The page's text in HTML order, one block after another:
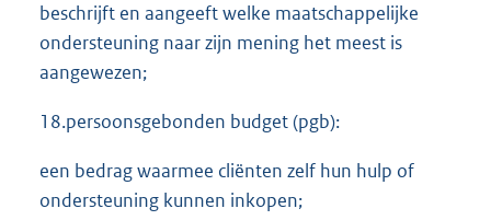
beschrijft en aangeeft welke maatschappelijke
ondersteuning naar zijn mening het meest is
aangewezen;
18.persoonsgebonden budget (pgb):
een bedrag waarmee cliënten zelf hun hulp of
ondersteuning kunnen inkopen;